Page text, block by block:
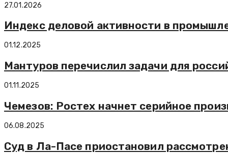
27.01.2026
Индекс деловой активности в
01.12.2025
Мантуров перечислил задачи для
01.11.2025
Чемезов: Ростех начнет серийное
06.08.2025
Суд в Ла-Пасе приостановил